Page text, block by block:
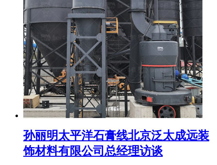
孙丽明太平洋石膏线北京泛太成远装
饰材料有限公司总经理访谈